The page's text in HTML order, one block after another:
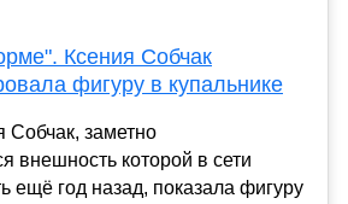
Ксения Собчак
фигуру в купальнике
Собчак, заметно
внешность которой в сети
ещё год назад, показала фигуру